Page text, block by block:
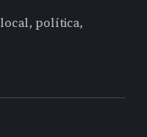
local, política,